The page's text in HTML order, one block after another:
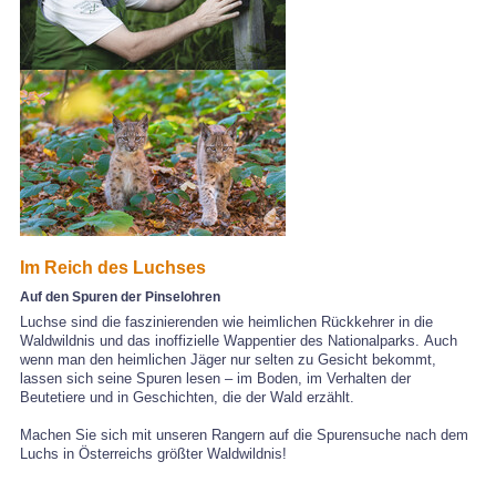
Im Reich des Luchses
Auf den Spuren der Pinselohren
Luchse sind die faszinierenden wie heimlichen Rückkehrer in die
Waldwildnis und das inoffizielle Wappentier des Nationalparks. Auch
wenn man den heimlichen Jäger nur selten zu Gesicht bekommt,
lassen sich seine Spuren lesen – im Boden, im Verhalten der
Beutetiere und in Geschichten, die der Wald erzählt.
Machen Sie sich mit unseren Rangern auf die Spurensuche nach dem
Luchs in Österreichs größter Waldwildnis!